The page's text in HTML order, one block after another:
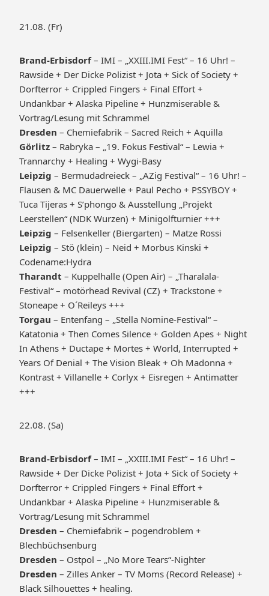
21.08. (Fr)
Brand-Erbisdorf– IMI – „XXIII.IMI Fest“ – 16 Uhr! –
Rawside + Der Dicke Polizist + Jota + Sick of Society +
Dorfterror + Crippled Fingers + Final Effort +
Undankbar + Alaska Pipeline + Hunzmiserable &
Vortrag/Lesung mit Schrammel
Dresden – Chemiefabrik – Sacred Reich + Aquilla
Görlitz – Rabryka – „19. Fokus Festival“ – Lewia +
Trannarchy + Healing + Wygi-Basy
Leipzig – Bermudadreieck – „AZig Festival“ – 16 Uhr! –
Flausen & MC Dauerwelle + Paul Pecho + PSSYBOY +
Tuca Tijeras + S’phongo & Ausstellung „Projekt
Leerstellen“ (NDK Wurzen) + Minigolfturnier +++
Leipzig – Felsenkeller (Biergarten) – Matze Rossi
Leipzig – Stö (klein) – Neid + Morbus Kinski +
Codename:Hydra
Tharandt – Kuppelhalle (Open Air) – „Tharalala-
Festival“ – motörhead Revival (CZ) + Trackstone +
Stoneape + O´Reileys +++
Torgau – Entenfang – „Stella Nomine-Festival“ –
Katatonia + Then Comes Silence + Golden Apes + Night
In Athens + Ductape + Mortes + World, Interrupted +
Years Of Denial + The Vision Bleak + Oh Madonna +
Kontrast + Villanelle + Corlyx + Eisregen + Antimatter
+++
22.08. (Sa)
Brand-Erbisdorf– IMI – „XXIII.IMI Fest“ – 16 Uhr! –
Rawside + Der Dicke Polizist + Jota + Sick of Society +
Dorfterror + Crippled Fingers + Final Effort +
Undankbar + Alaska Pipeline + Hunzmiserable &
Vortrag/Lesung mit Schrammel
Dresden – Chemiefabrik – pogendroblem +
Blechbüchsenburg
Dresden – Ostpol – „No More Tears“-Nighter
Dresden – Zilles Anker – TV Moms (Record Release) +
Black Silhouettes + healing.